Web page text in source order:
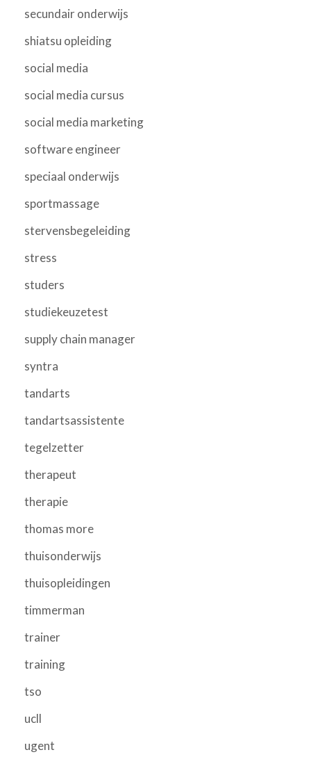
secundair onderwijs
shiatsu opleiding
social media
social media cursus
social media marketing
software engineer
speciaal onderwijs
sportmassage
stervensbegeleiding
stress
studers
studiekeuzetest
supply chain manager
syntra
tandarts
tandartsassistente
tegelzetter
therapeut
therapie
thomas more
thuisonderwijs
thuisopleidingen
timmerman
trainer
training
tso
ucll
ugent